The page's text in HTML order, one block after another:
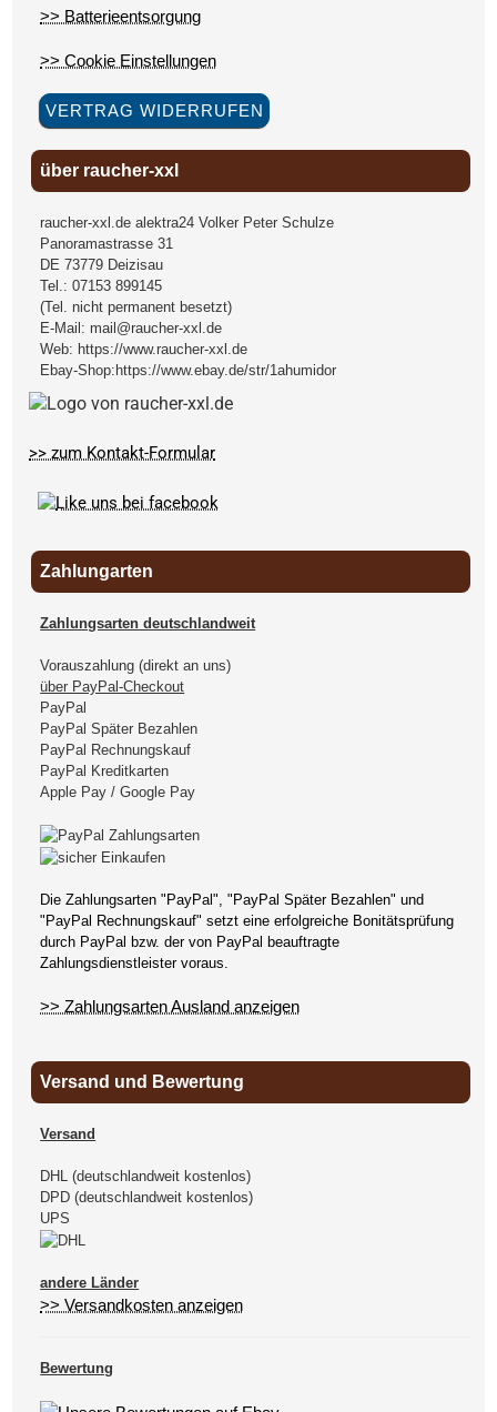
>> Batterieentsorgung
>> Cookie Einstellungen
VERTRAG WIDERRUFEN
über raucher-xxl
raucher-xxl.de alektra24 Volker Peter Schulze
Panoramastrasse 31
DE 73779 Deizisau
Tel.:07153 899145
(Tel. nicht permanent besetzt)
E-Mail: mail@raucher-xxl.de
Web: https://www.raucher-xxl.de
Ebay-Shop:https://www.ebay.de/str/1ahumidor
>> zum Kontakt-Formular
Zahlungarten
Zahlungsarten deutschlandweit
Vorauszahlung (direkt an uns)
über PayPal-Checkout
PayPal
PayPal Später Bezahlen
PayPal Rechnungskauf
PayPal Kreditkarten
Apple Pay / Google Pay
Die Zahlungsarten "PayPal", "PayPal Später Bezahlen" und
"PayPal Rechnungskauf" setzt eine erfolgreiche Bonitätsprüfung
durch PayPal bzw. der von PayPal beauftragte
Zahlungsdienstleister voraus.
>> Zahlungsarten Ausland anzeigen
Versand und Bewertung
Versand
DHL (deutschlandweit kostenlos)
DPD (deutschlandweit kostenlos)
UPS
andere Länder
>> Versandkosten anzeigen
Bewertung